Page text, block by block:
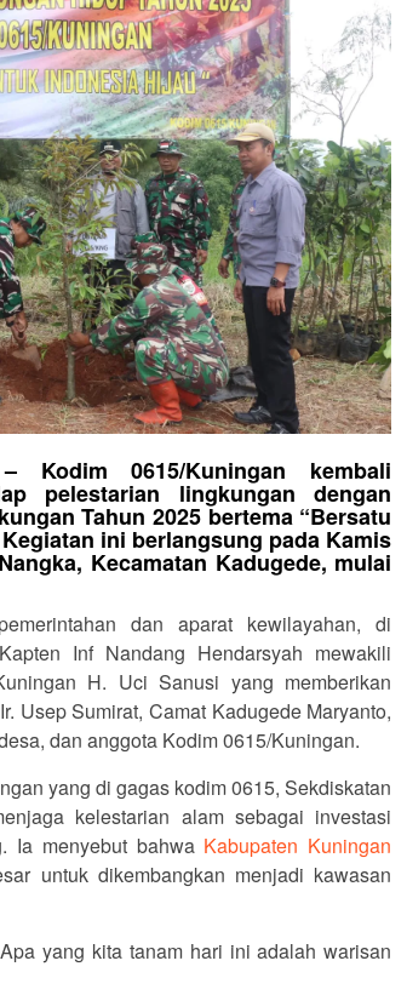
Kodim 0615/Kuningan kembali
pelestarian lingkungan dengan
Tahun 2025 bertema “Bersatu
ini berlangsung pada Kamis
Kecamatan Kadugede, mulai
dan aparat kewilayahan, di
Inf Nandang Hendarsyah mewakili
H. Uci Sanusi yang memberikan
Usep Sumirat, Camat Kadugede Maryanto,
dan anggota Kodim 0615/Kuningan.
yang di gagas kodim 0615, Sekdiskatan
kelestarian alam sebagai investasi
Ia menyebut bahwa Kabupaten Kuningan
untuk dikembangkan menjadi kawasan
yang kita tanam hari ini adalah warisan